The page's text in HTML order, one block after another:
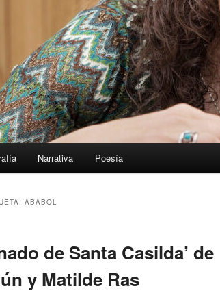
Narrativa Poesía
ABABOL
de Santa Casilda’ de
y Matilde Ras